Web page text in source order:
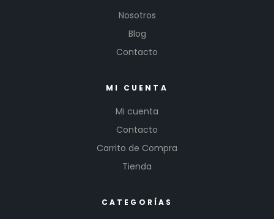
Nosotros
Blog
Contacto
MI CUENTA
Mi cuenta
Contacto
Carrito de Compra
Tienda
CATEGORÍAS